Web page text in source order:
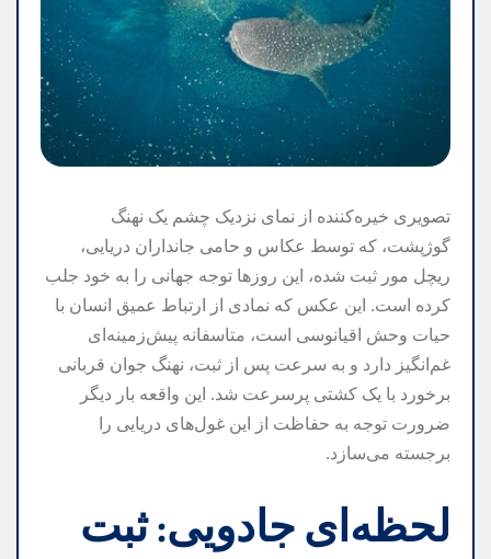
تصویری خیره‌کننده از نمای نزدیک چشم یک نهنگ
گوژپشت، که توسط عکاس و حامی جانداران دریایی،
ریچل مور ثبت شده، این روزها توجه جهانی را به خود جلب
کرده است. این عکس که نمادی از ارتباط عمیق انسان با
حیات وحش اقیانوسی است، متاسفانه پیش‌زمینه‌ای
غم‌انگیز دارد و به سرعت پس از ثبت، نهنگ جوان قربانی
برخورد با یک کشتی پرسرعت شد. این واقعه بار دیگر
ضرورت توجه به حفاظت از این غول‌های دریایی را
برجسته می‌سازد.
لحظه‌ای جادویی: ثبت